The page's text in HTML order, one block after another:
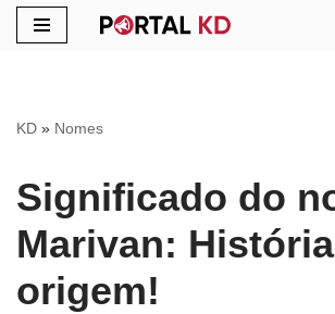
conteúdo
KD » Nomes
Significado do
Marivan:
origem!